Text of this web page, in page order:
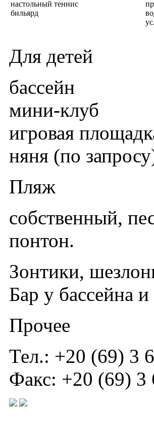
настольный теннис
бильярд
Для детей
бассейн
мини-клуб
игровая
няня (по
Пляж
собственный,
понтон.
Зонтики,
Бар у бассейна
Прочее
Тел.: +20 (69) 3
Факс: +20 (69) 3